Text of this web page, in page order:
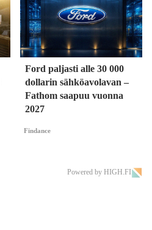
Ford paljasti alle 30 000
dollarin sähköavolavan –
Fathom saapuu vuonna
2027
Findance
Powered by HIGH.FI